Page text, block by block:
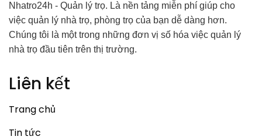
Nhatro24h - Quản lý trọ. Là nền tảng miễn phí giúp cho
việc quản lý nhà trọ, phòng trọ của bạn dễ dàng hơn.
Chúng tôi là một trong những đơn vị số hóa việc quản lý
nhà trọ đầu tiên trên thị trường.
Liên kết
Trang chủ
Tin tức